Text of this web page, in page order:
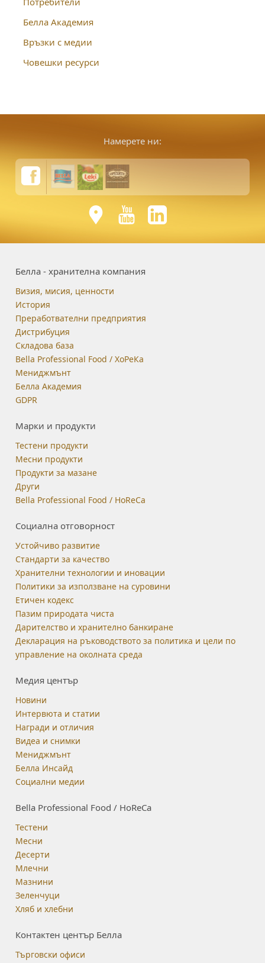
Белла Академия
Връзки с медии
Човешки ресурси
Намерете ни:
Белла - хранителна компания
Визия, мисия, ценности
История
Преработвателни предприятия
Дистрибуция
Складова база
Bella Professional Food / ХоРеКа
Мениджмънт
Белла Академия
GDPR
Марки и продукти
Тестени продукти
Месни продукти
Продукти за мазане
Други
Bella Professional Food / HoReCa
Социална отговорност
Устойчиво развитие
Стандарти за качество
Хранителни технологии и иновации
Политики за използване на суровини
Етичен кодекс
Пазим природата чиста
Дарителство и хранително банкиране
Декларация на ръководството за политика и цели по
управление на околната среда
Медия център
Новини
Интервюта и статии
Награди и отличия
Видеа и снимки
Мениджмънт
Белла Инсайд
Социални медии
Bella Professional Food / HoReCa
Тестени
Месни
Десерти
Млечни
Мазнини
Зеленчуци
Хляб и хлебни
Контактен център Белла
Търговски офиси